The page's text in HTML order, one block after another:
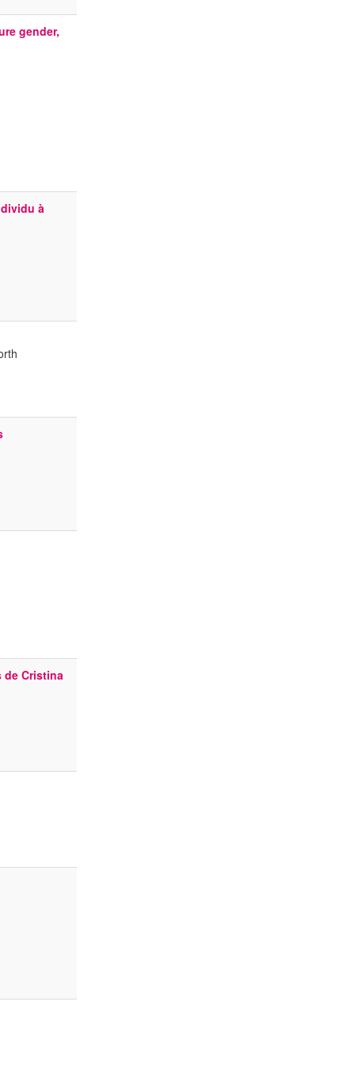
gender,
à
de Cristina